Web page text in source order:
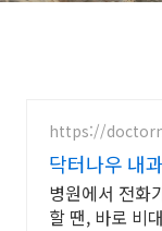
https://
닥터나우 내
24시간 진료
병원에서 전화
할 땐, 바로 비